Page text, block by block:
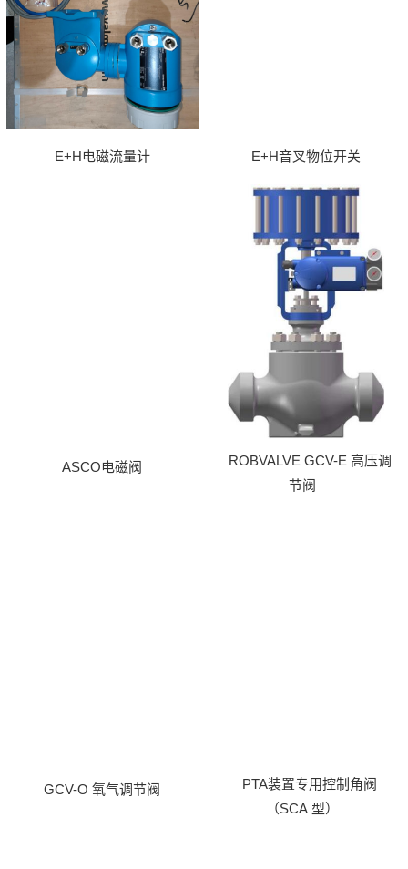
E+H电磁流量计 E+H音叉物位开关
ASCO电磁阀
ROBVALVE GCV-E 高压调
节阀
GCV-O 氧气调节阀
PTA装置专用控制角阀
（SCA 型）